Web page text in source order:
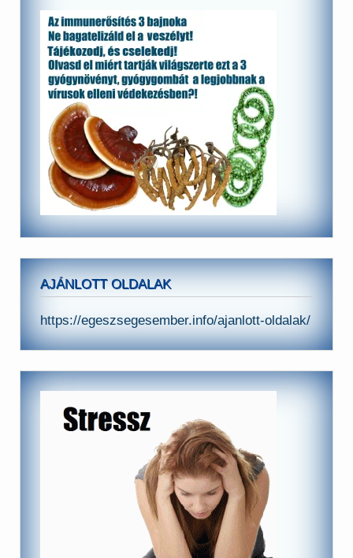
AJÁNLOTT OLDALAK
https://egeszsegesember.info/ajanlott-oldalak/